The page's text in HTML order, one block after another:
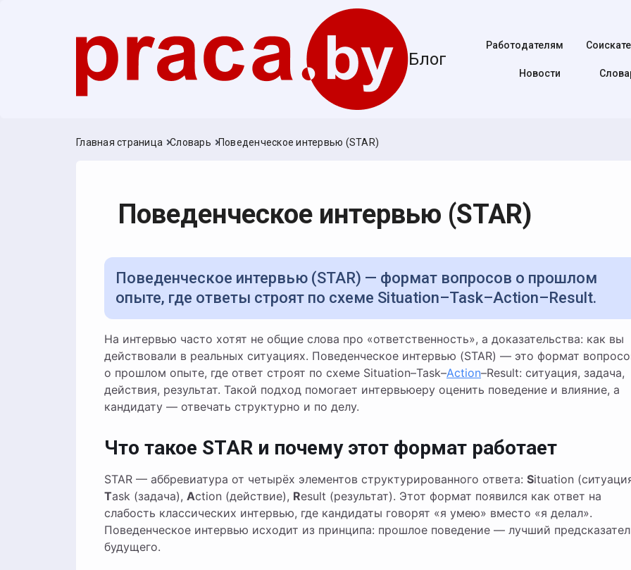
Блог
Работодателям
Новости
Главная страница Словарь Поведенческое интервью (STAR)
Поведенческое интервью (STAR)
Поведенческое интервью (STAR) — формат вопросов о прошлом
опыте, где ответы строят по схеме Situation–Task–Action–Result.
На интервью часто хотят не общие слова про «ответственность», а доказательства: как вы
действовали в реальных ситуациях. Поведенческое интервью (STAR) — это формат
о прошлом опыте, где ответ строят по схеме Situation–Task–Action–Result: ситуация, задача,
действия, результат. Такой подход помогает интервьюеру оценить поведение и влияние, а
кандидату — отвечать структурно и по делу.
Что такое STAR и почему этот формат работает
STAR — аббревиатура от четырёх элементов структурированного ответа: Situation
Task (задача), Action (действие), Result (результат). Этот формат появился как ответ на
слабость классических интервью, где кандидаты говорят «я умею» вместо «я делал».
Поведенческое интервью исходит из принципа: прошлое поведение — лучший
будущего.